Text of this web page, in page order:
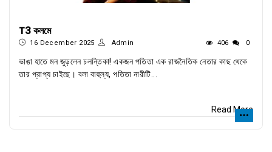
T3 কলমে
16 December 2025 Admin 406 0
ভাঙা হাতে মন জুড়লেন চলন্তিকা! একজন পতিতা এক রাজনৈতিক নেতার কাছ থেকে
তার প্রাপ্য চাইছে। বলা বাহুল্য, পতিতা নারীটি...
Read More